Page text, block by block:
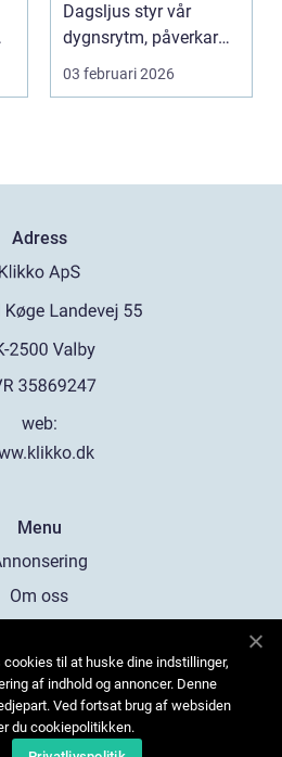
Dagsljus styr vår
dygnsrytm, påverkar
humör, sömn och ene...
03 februari 2026
Adress
web:
Menu
Om oss
oss
Sitemap
til at huske dine indstillinger,
af indhold og annoncer. Denne
Ved fortsat brug af websiden
du cookiepolitikken.